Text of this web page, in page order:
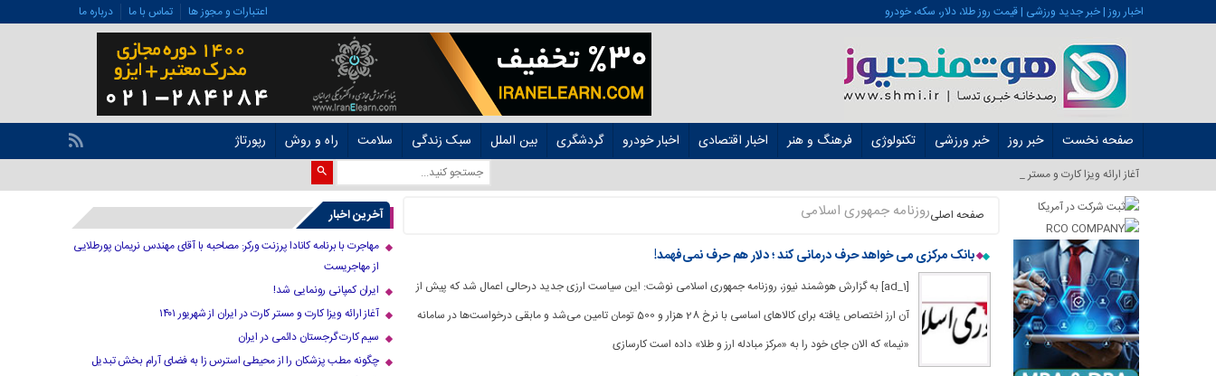
اخبار روز | خبر جدید ورزشی | قیمت روز طلا، دلار، سکه، خودرو اعتبارات و مجوز ها تماس با ما درباره ما
صفحه نخست خبر روز خبر ورزشی تکنولوژی فرهنگ و هنر اخبار اقتصادی اخبار خودرو گردشگری بین الملل سبک زندگی سلامت راه و روش رپورتاژ
آغاز ارائه ویزا کارت و مستر کارت در ایر_
صفحه اصلیروزنامه جمهوری اسلامی
بانک مرکزی می خواهد حرف درمانی کند ؛ دلار هم حرف نمی‌فهمد!
[ad_1] به گزارش هوشمند نیوز، روزنامه جمهوری اسلامی نوشت: این سیاست ارزی جدید درحالی اعمال شد که پیش از
آن ارز اختصاص یافته برای کالاهای اساسی با نرخ 28 هزار و 500 تومان تامین می‌شد و مابقی درخواست‌ها در سامانه
«نیما» که الان جای خود را به «مرکز مبادله ارز و طلا» داده است کارسازی
آخرین اخبار
مهاجرت با برنامه کانادا پرزنت ورکر: مصاحبه با آقای مهندس نریمان پورطلایی
از مهاجریست
ایران کمپانی رونمایی شد!
آغاز ارائه ویزا کارت و مستر کارت در ایران از شهریور ۱۴۰۱
سیم کارت گرجستان دائمی در ایران
چگونه مطب پزشکان را از محیطی استرس زا به فضای آرام بخش تبدیل